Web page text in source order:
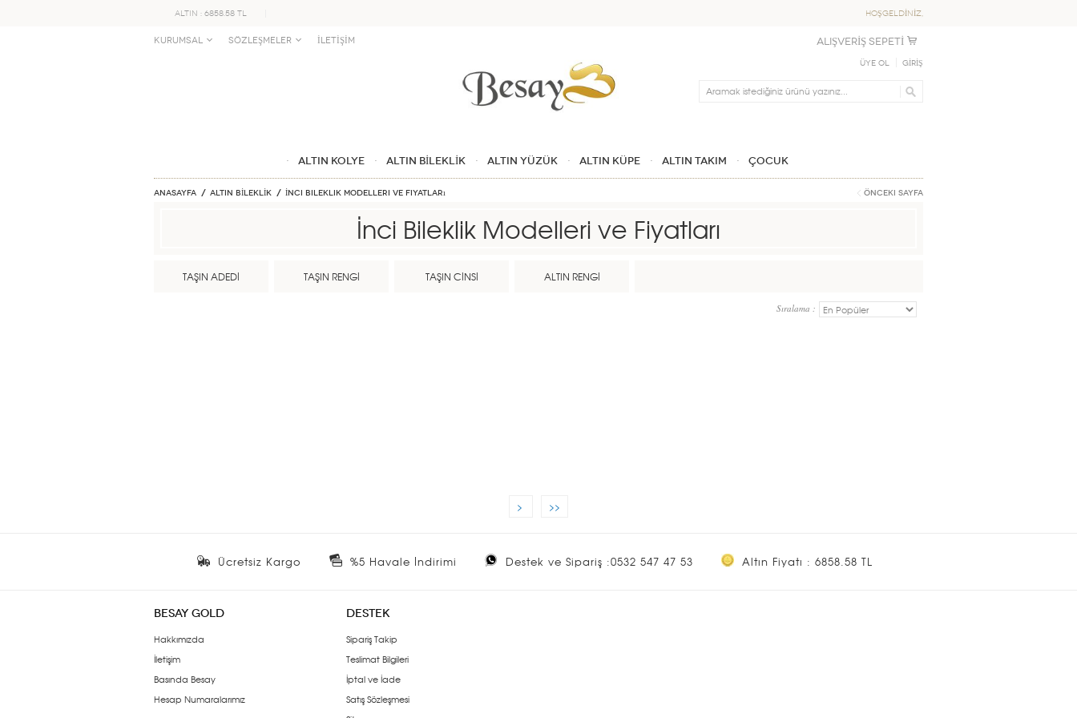
ALTIN : 6858.58 TL HOŞGELDİNİZ,
KURUMSAL SÖZLEŞMELER İLETİŞİM ALIŞVERİŞ SEPETİ
Üye Ol GİRİŞ
Ara
ALTIN KOLYE ALTIN BİLEKLİK ALTIN YÜZÜK ALTIN KÜPE ALTIN TAKIM ÇOCUK
Anasayfa ALTIN BİLEKLİK İnci Bileklik Modelleri ve Fiyatları Önceki Sayfa
İnci Bileklik Modelleri ve Fiyatları
TAŞIN ADEDİ TAŞIN RENGİ TAŞIN CİNSİ ALTIN RENGİ
Sıralama :
> >>
Ücretsiz Kargo %5 Havale İndirimi Destek ve Sipariş :0532 547 47 53 Altın Fiyatı : 6858.58 TL
BESAY GOLD
Hakkımızda
İletişim
Basında Besay
Hesap Numaralarımız
DESTEK
Sipariş Takip
Teslimat Bilgileri
İptal ve İade
Satış Sözleşmesi